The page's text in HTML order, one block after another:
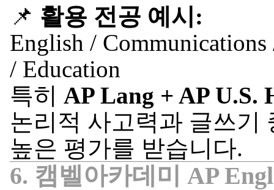
📌 활용 전공 예시:
English /
/ Education
특히 AP Lang + AP U.S.
논리적 사고력과 글쓰기
높은 평가를 받습니다.
6. 캠벨아카데미 AP